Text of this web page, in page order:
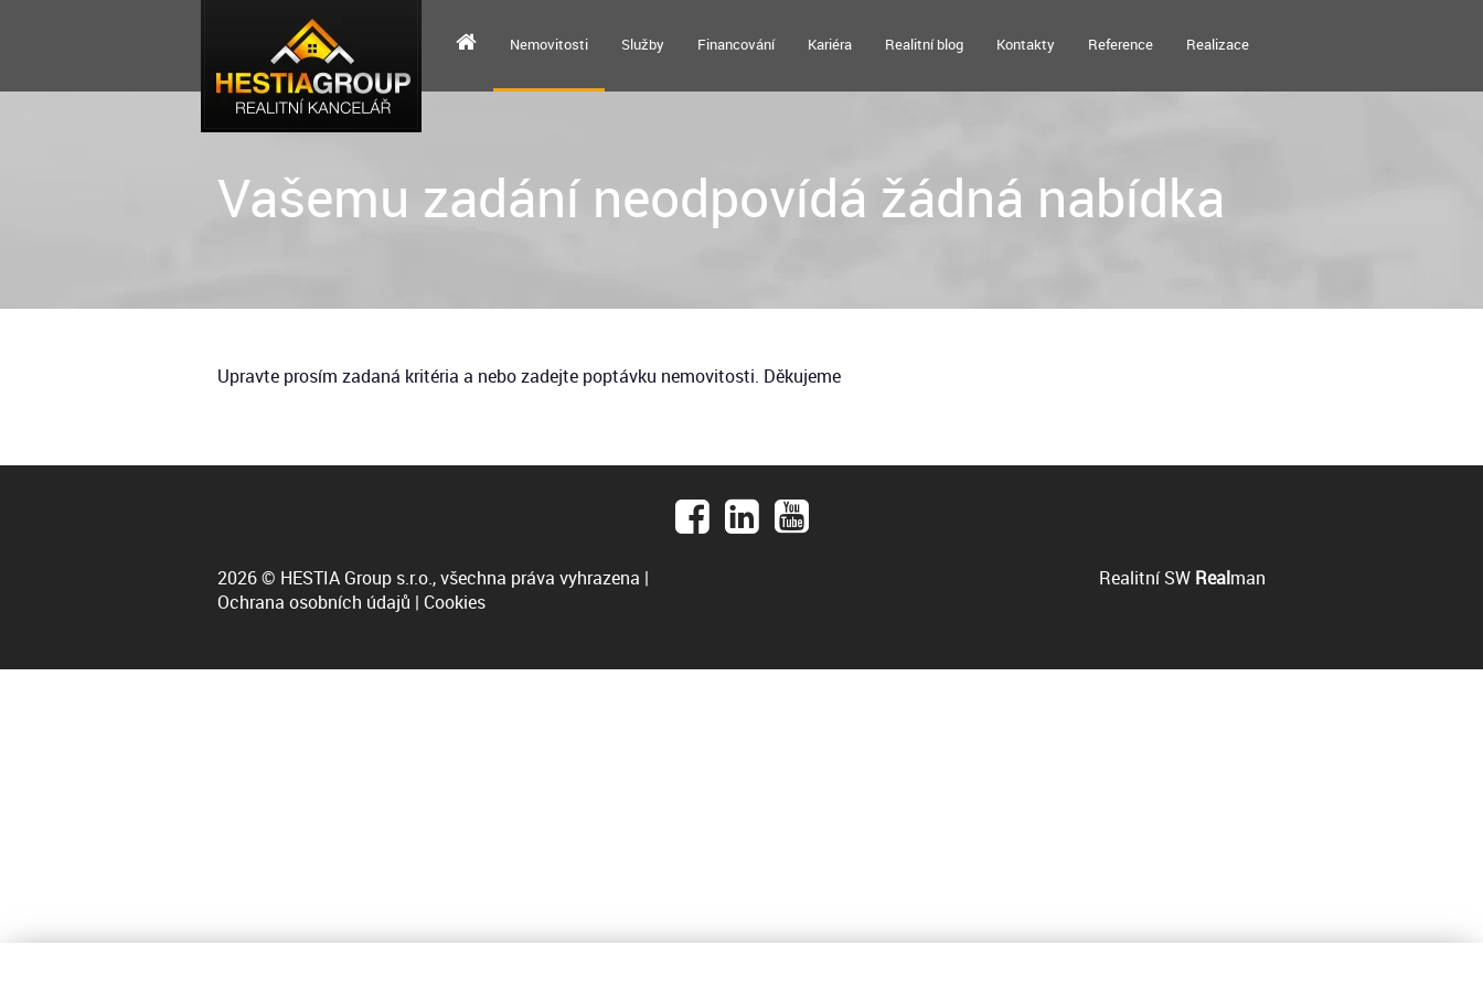
Nemovitosti Služby Financování Kariéra Realitní blog Kontakty Reference Realizace
Vašemu zadání neodpovídá žádná nabídka
Upravte prosím zadaná kritéria a nebo zadejte poptávku nemovitosti. Děkujeme
2026 © HESTIA Group s.r.o., všechna práva vyhrazena |
Ochrana osobních údajů | Cookies
Realitní SW Realman